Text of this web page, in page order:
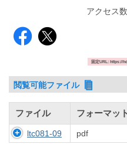
アクセス
固定URL: https://
閲覧可能ファイル
ファイル フォーマット
ltc081-09 pdf